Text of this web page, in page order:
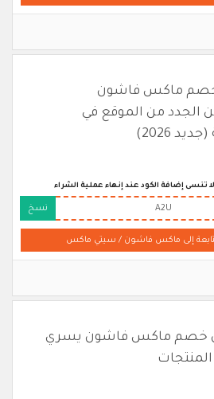
خصم ماكس فاشون
الجدد من الموقع في
2026)
تنسى إضافة الكود عند إنهاء عملية الشراء
A2U نسخ
إلى ماكس فاشون / سيتي ماكس
خصم ماكس فاشون يسري